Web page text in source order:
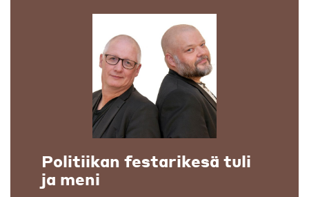
Politiikan festarikesä tuli
ja meni